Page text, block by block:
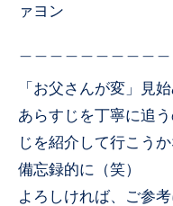
ァヨン
「お父さんが変」見始
あらすじを丁寧に追
じを紹介して行こう
備忘録的に（笑）
よろしければ、ご参